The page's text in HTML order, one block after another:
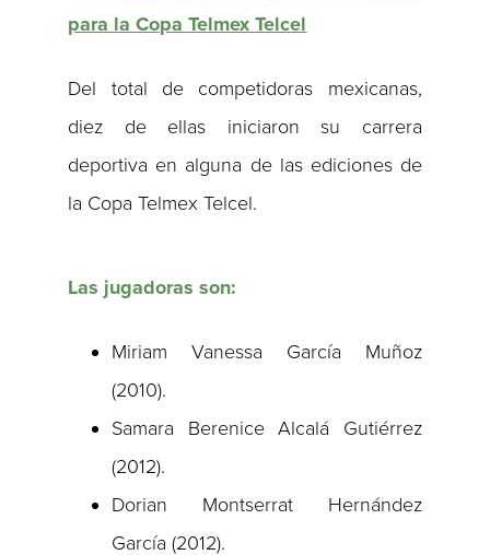
para la Copa Telmex Telcel
Del total de competidoras mexicanas,
diez de ellas iniciaron su carrera
deportiva en alguna de las ediciones de
la Copa Telmex Telcel.
Las jugadoras son:
Miriam Vanessa García Muñoz
(2010).
Samara Berenice Alcalá Gutiérrez
(2012).
Dorian Montserrat Hernández
García (2012).